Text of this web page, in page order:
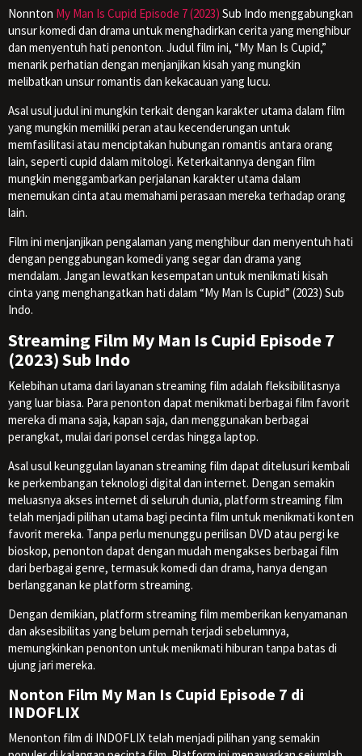
Nonnton My Man Is Cupid Episode 7 (2023) Sub Indo menggabungkan
unsur komedi dan drama untuk menghadirkan cerita yang menghibur
dan menyentuh hati penonton. Judul film ini, “My Man Is Cupid,”
menarik perhatian dengan menjanjikan kisah yang mungkin
melibatkan unsur romantis dan kekacauan yang lucu.
Asal usul judul ini mungkin terkait dengan karakter utama dalam film
yang mungkin memiliki peran atau kecenderungan untuk
memfasilitasi atau menciptakan hubungan romantis antara orang
lain, seperti cupid dalam mitologi. Keterkaitannya dengan film
mungkin menggambarkan perjalanan karakter utama dalam
menemukan cinta atau memahami perasaan mereka terhadap orang
lain.
Film ini menjanjikan pengalaman yang menghibur dan menyentuh hati
dengan penggabungan komedi yang segar dan drama yang
mendalam. Jangan lewatkan kesempatan untuk menikmati kisah
cinta yang menghangatkan hati dalam “My Man Is Cupid” (2023) Sub
Indo.
Streaming Film My Man Is Cupid Episode 7
(2023) Sub Indo
Kelebihan utama dari layanan streaming film adalah fleksibilitasnya
yang luar biasa. Para penonton dapat menikmati berbagai film favorit
mereka di mana saja, kapan saja, dan menggunakan berbagai
perangkat, mulai dari ponsel cerdas hingga laptop.
Asal usul keunggulan layanan streaming film dapat ditelusuri kembali
ke perkembangan teknologi digital dan internet. Dengan semakin
meluasnya akses internet di seluruh dunia, platform streaming film
telah menjadi pilihan utama bagi pecinta film untuk menikmati konten
favorit mereka. Tanpa perlu menunggu perilisan DVD atau pergi ke
bioskop, penonton dapat dengan mudah mengakses berbagai film
dari berbagai genre, termasuk komedi dan drama, hanya dengan
berlangganan ke platform streaming.
Dengan demikian, platform streaming film memberikan kenyamanan
dan aksesibilitas yang belum pernah terjadi sebelumnya,
memungkinkan penonton untuk menikmati hiburan tanpa batas di
ujung jari mereka.
Nonton Film My Man Is Cupid Episode 7 di
INDOFLIX
Menonton film di INDOFLIX telah menjadi pilihan yang semakin